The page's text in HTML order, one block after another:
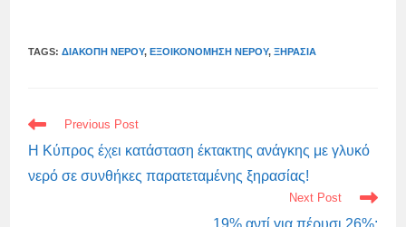
TAGS:ΔΙΑΚΟΠΉ ΝΕΡΟΎ, ΕΞΟΙΚΟΝΌΜΗΣΗ ΝΕΡΟΎ, ΞΗΡΑΣΊΑ
READ
MORE
ARTICLES
Previous Post
Η Κύπρος έχει κατάσταση έκτακτης ανάγκης με γλυκό
νερό σε συνθήκες παρατεταμένης ξηρασίας!
Next Post
19% αντί για πέρυσι 26%: